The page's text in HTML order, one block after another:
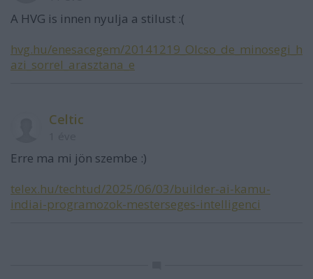
A HVG is innen nyulja a stilust :(
hvg.hu/enesacegem/20141219_Olcso_de_minosegi_h
azi_sorrel_arasztana_e
Celtic
Erre ma mi jön szembe :)
telex.hu/techtud/2025/06/03/builder-ai-kamu-
indiai-programozok-mesterseges-intelligenci